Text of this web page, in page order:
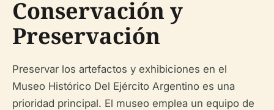
Conservación y
Preservación
Preservar los artefactos y exhibiciones en el
Museo Histórico Del Ejército Argentino es una
prioridad principal. El museo emplea un equipo de